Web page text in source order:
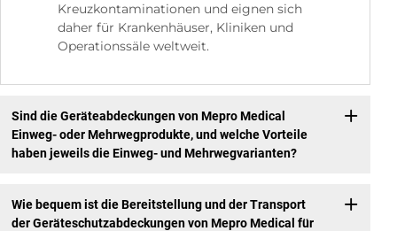
Kreuzkontaminationen und eignen sich
daher für Krankenhäuser, Kliniken und
Operationssäle weltweit.
Sind die Geräteabdeckungen von Mepro Medical
Einweg- oder Mehrwegprodukte, und welche Vorteile
haben jeweils die Einweg- und Mehrwegvarianten?
Wie bequem ist die Bereitstellung und der Transport
der Geräteschutzabdeckungen von Mepro Medical für